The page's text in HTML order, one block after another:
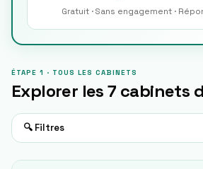
Gratuit · Sans engagement ·
ÉTAPE 1 · TOUS LES CABINETS
Explorer les7 cabinets
🔍 Filtres